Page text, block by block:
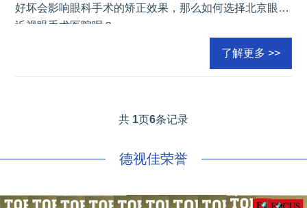
好坏会影响眼科手术的矫正效果，那么如何选择北京眼科
近视眼手术医院呢？
了解更多 >>
共 1页6条记录
德视佳荣誉